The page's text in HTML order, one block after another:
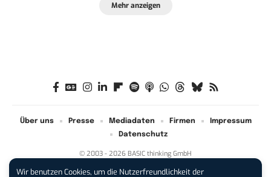
Wir benutzen Cookies, um die Nutzerfreundlichkeit der
Mehr anzeigen
© 2003 - 2026 BASIC thinking GmbH
Über uns Presse Mediadaten Firmen
Impressum
Datenschutz